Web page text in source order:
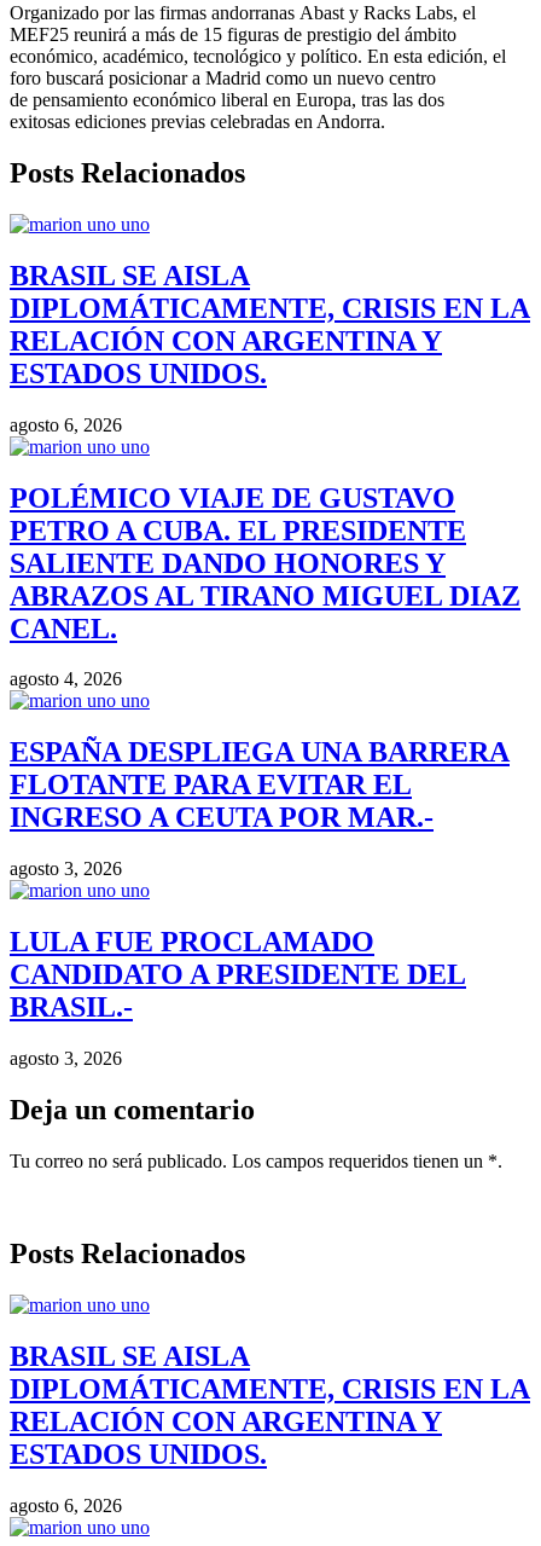
Organizado por las firmas andorranas Abast y Racks Labs, el
MEF25 reunirá a más de 15 figuras de prestigio del ámbito
económico, académico, tecnológico y político. En esta edición, el
foro buscará posicionar a Madrid como un nuevo centro
de pensamiento económico liberal en Europa, tras las dos
exitosas ediciones previas celebradas en Andorra.
Posts Relacionados
BRASIL SE AISLA
DIPLOMÁTICAMENTE, CRISIS EN LA
RELACIÓN CON ARGENTINA Y
ESTADOS UNIDOS.
agosto 6, 2026
POLÉMICO VIAJE DE GUSTAVO
PETRO A CUBA. EL PRESIDENTE
SALIENTE DANDO HONORES Y
ABRAZOS AL TIRANO MIGUEL DIAZ
CANEL.
agosto 4, 2026
ESPAÑA DESPLIEGA UNA BARRERA
FLOTANTE PARA EVITAR EL
INGRESO A CEUTA POR MAR.-
agosto 3, 2026
LULA FUE PROCLAMADO
CANDIDATO A PRESIDENTE DEL
BRASIL.-
agosto 3, 2026
Deja un comentario
Tu correo no será publicado. Los campos requeridos tienen un *.
Posts Relacionados
BRASIL SE AISLA
DIPLOMÁTICAMENTE, CRISIS EN LA
RELACIÓN CON ARGENTINA Y
ESTADOS UNIDOS.
agosto 6, 2026